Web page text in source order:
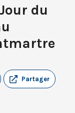
du
Partager